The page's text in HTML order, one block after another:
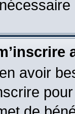
avoir